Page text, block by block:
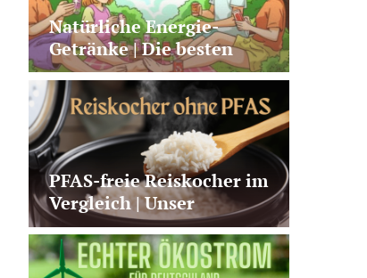
Natürliche Energie-
Getränke | Die besten
Alternativen zu Kaffee +
klassischen Energy
Drinks
PFAS-freie Reiskocher im
Vergleich | Unser
Testsieger von Panasonic
+ 2 gute Alternativen